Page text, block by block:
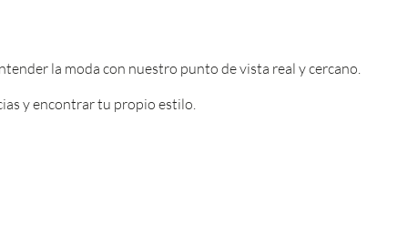
la moda con nuestro punto de vista real y cercano.
y encontrar tu propio estilo.